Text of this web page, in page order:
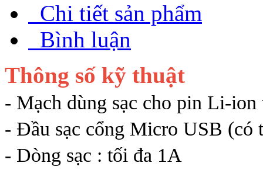
Chi tiết sản phẩm
Bình luận
Thông số kỹ thuật
- Mạch dùng sạc cho pin Li-
- Đầu sạc cổng Micro USB (có
- Dòng sạc : tối đa 1A